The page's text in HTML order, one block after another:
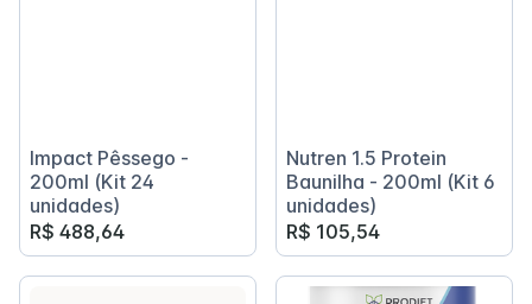
Impact Pêssego -
200ml (Kit 24
unidades)
R$ 488,64
Nutren 1.5 Protein
Baunilha - 200ml (Kit 6
unidades)
R$ 105,54